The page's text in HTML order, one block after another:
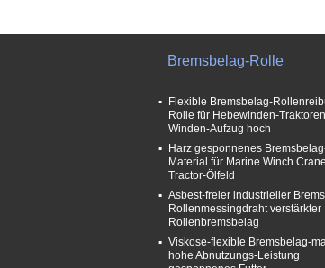
Bremsbelag-Rolle
Flexible Bremsbelag-
Rolle für Hebewinden-
Winden-Aufzug hoch
Harz gesponnenes
Material für Marine Winch
Tractor-Ölfeld
Asbest-freier industrieller
Rollenmessingdraht verstärkter
Rollenbremsbelag
Viskose-flexible Bremsbelag-
hohe Abnutzungs-Leistung